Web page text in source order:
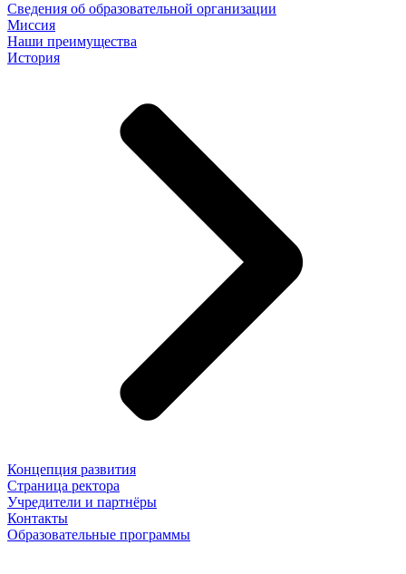
Сведения об образовательной организации
Миссия
Наши преимущества
История
Концепция развития
Страница ректора
Учредители и партнёры
Контакты
Образовательные программы